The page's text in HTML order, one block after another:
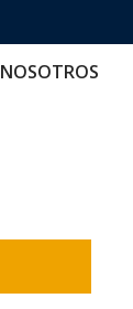
NOSOTROS